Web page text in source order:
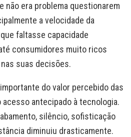
não era problema questionarem
a velocidade da
faltasse capacidade
consumidores muito ricos
suas decisões.
do valor percebido das
acesso antecipado à tecnologia.
silêncio, sofisticação
diminuiu drasticamente.